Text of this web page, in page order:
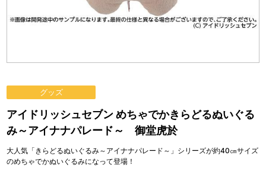
グッズ
アイドリッシュセブン めちゃでかきらどるぬいぐる
み～アイナナパレード～ 御堂虎於
大人気「きらどるぬいぐるみ～アイナナパレード～」シリーズが約40㎝サイズ
のめちゃでかぬいぐるみになって登場！